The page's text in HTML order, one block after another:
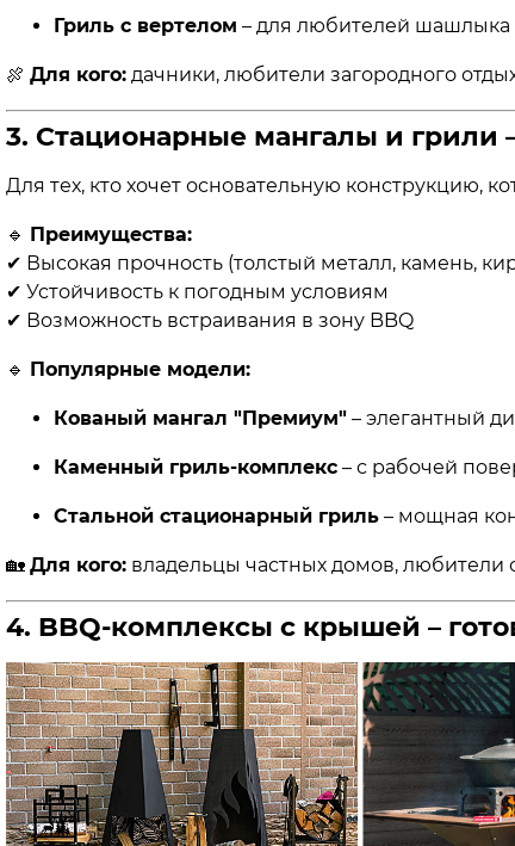
Гриль с вертелом – для любителей шашлыка
🍖 Для кого: дачники, любители загородного
3. Стационарные мангалы и грили
Для тех, кто хочет основательную конструкцию,
🔹 Преимущества:
✔ Высокая прочность (толстый металл, камень,
✔ Устойчивость к погодным условиям
✔ Возможность встраивания в зону BBQ
🔹 Популярные модели:
Кованый мангал "Премиум" – элегантный
Каменный гриль-комплекс – с рабочей
Стальной стационарный гриль – мощная
🏡 Для кого: владельцы частных домов,
4. BBQ-комплексы с крышей –